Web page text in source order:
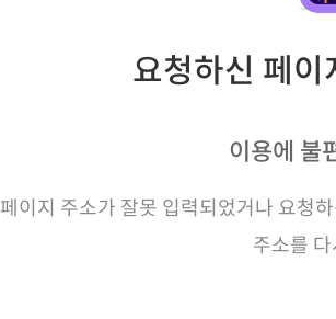
요청하신 페
이용에 불
페이지 주소가 잘못 입력되었거나 요청
주소를